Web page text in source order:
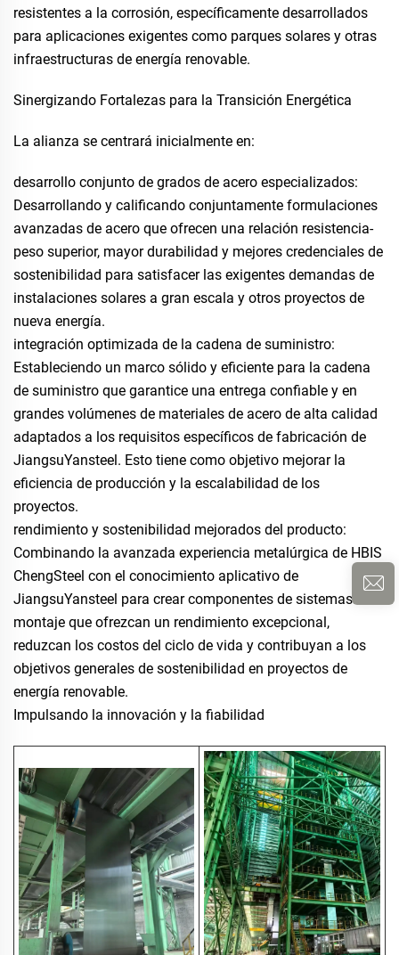
resistentes a la corrosión, específicamente desarrollados
para aplicaciones exigentes como parques solares y otras
infraestructuras de energía renovable.
Sinergizando Fortalezas para la Transición Energética
La alianza se centrará inicialmente en:
desarrollo conjunto de grados de acero especializados:
Desarrollando y calificando conjuntamente formulaciones
avanzadas de acero que ofrecen una relación resistencia-
peso superior, mayor durabilidad y mejores credenciales de
sostenibilidad para satisfacer las exigentes demandas de
instalaciones solares a gran escala y otros proyectos de
nueva energía.
integración optimizada de la cadena de suministro:
Estableciendo un marco sólido y eficiente para la cadena
de suministro que garantice una entrega confiable y en
grandes volúmenes de materiales de acero de alta calidad
adaptados a los requisitos específicos de fabricación de
JiangsuYansteel. Esto tiene como objetivo mejorar la
eficiencia de producción y la escalabilidad de los
proyectos.
rendimiento y sostenibilidad mejorados del producto:
Combinando la avanzada experiencia metalúrgica de HBIS
ChengSteel con el conocimiento aplicativo de
JiangsuYansteel para crear componentes de sistemas de
montaje que ofrezcan un rendimiento excepcional,
reduzcan los costos del ciclo de vida y contribuyan a los
objetivos generales de sostenibilidad en proyectos de
energía renovable.
Impulsando la innovación y la fiabilidad